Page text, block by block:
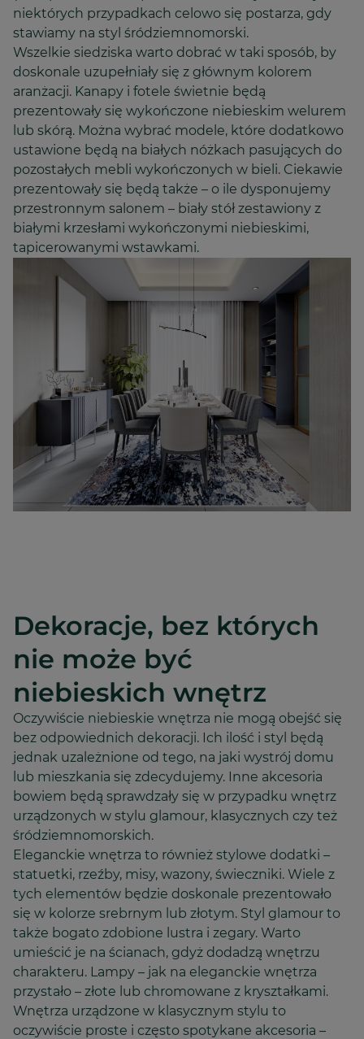
niektórych przypadkach celowo się postarza, gdy
stawiamy na styl śródziemnomorski.
Wszelkie siedziska warto dobrać w taki sposób, by
doskonale uzupełniały się z głównym kolorem
aranżacji. Kanapy i fotele świetnie będą
prezentowały się wykończone niebieskim welurem
lub skórą. Można wybrać modele, które dodatkowo
ustawione będą na białych nóżkach pasujących do
pozostałych mebli wykończonych w bieli. Ciekawie
prezentowały się będą także – o ile dysponujemy
przestronnym salonem – biały stół zestawiony z
białymi krzesłami wykończonymi niebieskimi,
tapicerowanymi wstawkami.
Dekoracje, bez których
nie może być
niebieskich wnętrz
Oczywiście niebieskie wnętrza nie mogą obejść się
bez odpowiednich dekoracji. Ich ilość i styl będą
jednak uzależnione od tego, na jaki wystrój domu
lub mieszkania się zdecydujemy. Inne akcesoria
bowiem będą sprawdzały się w przypadku wnętrz
urządzonych w stylu glamour, klasycznych czy też
śródziemnomorskich.
Eleganckie wnętrza to również stylowe dodatki –
statuetki, rzeźby, misy, wazony, świeczniki. Wiele z
tych elementów będzie doskonale prezentowało
się w kolorze srebrnym lub złotym. Styl glamour to
także bogato zdobione lustra i zegary. Warto
umieścić je na ścianach, gdyż dodadzą wnętrzu
charakteru. Lampy – jak na eleganckie wnętrza
przystało – złote lub chromowane z kryształkami.
Wnętrza urządzone w klasycznym stylu to
oczywiście proste i często spotykane akcesoria –